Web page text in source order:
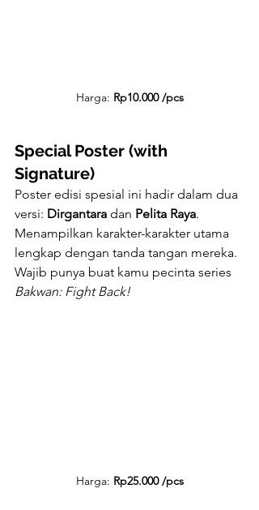
Harga: Rp10.000 /pcs
Special Poster (with
Signature)
Poster edisi spesial ini hadir dalam dua
versi: Dirgantara dan Pelita Raya.
Menampilkan karakter-karakter utama
lengkap dengan tanda tangan mereka.
Wajib punya buat kamu pecinta series
Bakwan: Fight Back!
Harga: Rp25.000 /pcs